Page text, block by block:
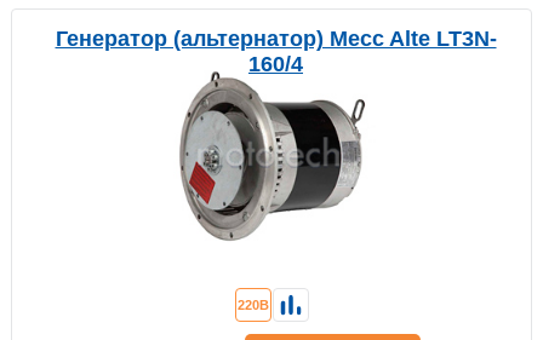
Генератор (альтернатор) Mecc Alte LT3N-
160/4
220В